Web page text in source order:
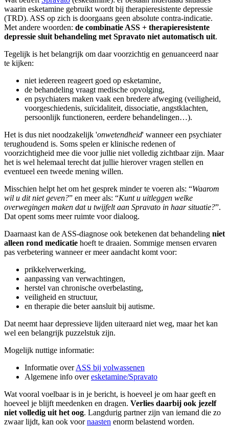
waarin esketamine gebruikt wordt bij therapieresistente depressie
(TRD). ASS op zich is doorgaans geen absolute contra-indicatie.
Met andere woorden: de combinatie ASS + therapieresistente
depressie sluit behandeling met Spravato niet automatisch uit.
Tegelijk is het belangrijk om daar voorzichtig en genuanceerd naar
te kijken:
niet iedereen reageert goed op esketamine,
de behandeling vraagt medische opvolging,
en psychiaters maken vaak een bredere afweging (veiligheid,
voorgeschiedenis, suïcidaliteit, dissociatie, angstklachten,
persoonlijk functioneren, eerdere behandelingen…).
Het is dus niet noodzakelijk 'onwetendheid' wanneer een psychiater
terughoudend is. Soms spelen er klinische redenen of
voorzichtigheid mee die voor jullie niet volledig zichtbaar zijn. Maar
het is wel helemaal terecht dat jullie hierover vragen stellen en
eventueel een tweede mening willen.
Misschien helpt het om het gesprek minder te voeren als: “Waarom
wil u dit niet geven?” en meer als: “Kunt u uitleggen welke
overwegingen maken dat u twijfelt aan Spravato in haar situatie?”.
Dat opent soms meer ruimte voor dialoog.
Daarnaast kan de ASS-diagnose ook betekenen dat behandeling niet
alleen rond medicatie hoeft te draaien. Sommige mensen ervaren
pas verbetering wanneer er meer aandacht komt voor:
prikkelverwerking,
aanpassing van verwachtingen,
herstel van chronische overbelasting,
veiligheid en structuur,
en therapie die beter aansluit bij autisme.
Dat neemt haar depressieve lijden uiteraard niet weg, maar het kan
wel een belangrijk puzzelstuk zijn.
Mogelijk nuttige informatie:
Informatie overASS bij volwassenen
Algemene info overesketamine/Spravato
Wat vooral voelbaar is in je bericht, is hoeveel je om haar geeft en
hoeveel je blijft meedenken en dragen. Verlies daarbij ook jezelf
niet volledig uit het oog. Langdurig partner zijn van iemand die zo
zwaar lijdt, kan ook voornaasten enorm belastend worden.